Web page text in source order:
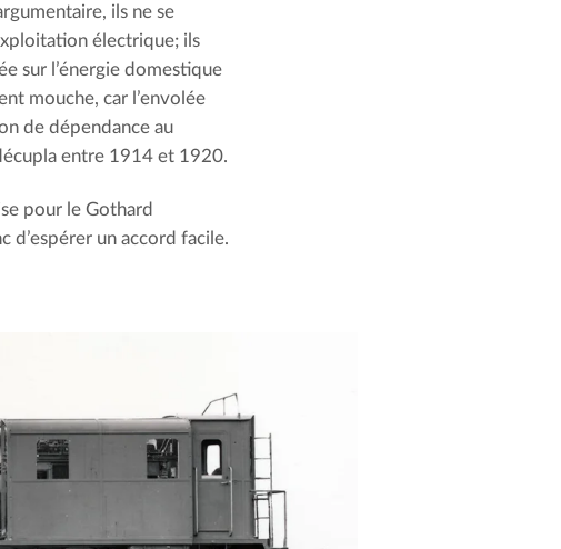
ils ne se
électrique; ils
sur l’énergie domestique
mouche, car l’envolée
de dépendance au
entre 1914 et 1920.
pour le Gothard
un accord facile.